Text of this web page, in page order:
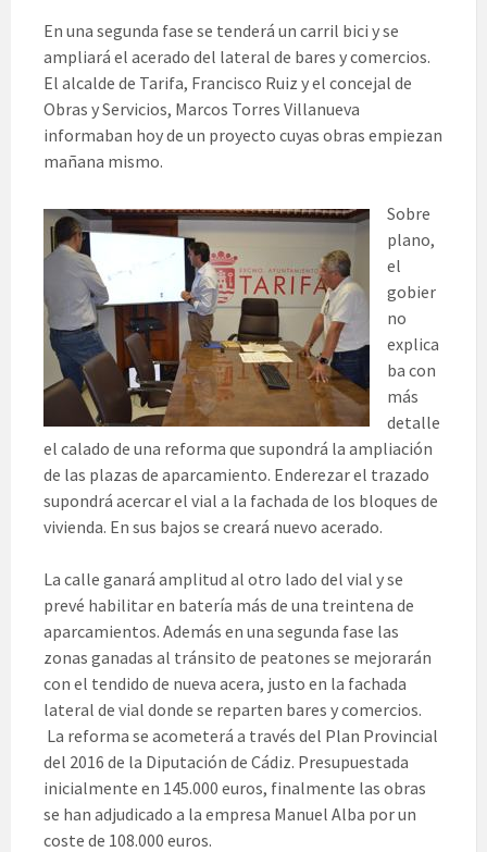
En una segunda fase se tenderá un carril bici y se
ampliará el acerado del lateral de bares y comercios.
El alcalde de Tarifa, Francisco Ruiz y el concejal de
Obras y Servicios, Marcos Torres Villanueva
informaban hoy de un proyecto cuyas obras empiezan
mañana mismo.
Sobre
plano,
el
gobier
no
explica
ba con
más
detalle
el calado de una reforma que supondrá la ampliación
de las plazas de aparcamiento. Enderezar el trazado
supondrá acercar el vial a la fachada de los bloques de
vivienda. En sus bajos se creará nuevo acerado.
La calle ganará amplitud al otro lado del vial y se
prevé habilitar en batería más de una treintena de
aparcamientos. Además en una segunda fase las
zonas ganadas al tránsito de peatones se mejorarán
con el tendido de nueva acera, justo en la fachada
lateral de vial donde se reparten bares y comercios.
La reforma se acometerá a través del Plan Provincial
del 2016 de la Diputación de Cádiz. Presupuestada
inicialmente en 145.000 euros, finalmente las obras
se han adjudicado a la empresa Manuel Alba por un
coste de 108.000 euros.